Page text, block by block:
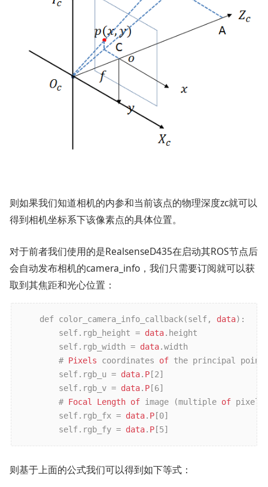
则如果我们知道相机的内参和当前该点的物理深度zc就可以
得到相机坐标系下该像素点的具体位置。
对于前者我们使用的是RealsenseD435在启动其ROS节点后
会自动发布相机的camera_info，我们只需要订阅就可以获
取到其焦距和光心位置：
    def color_camera_info_callback(self,
data):
        self.rgb_height =
data.height
        self.rgb_width =
data.width
        #
Pixels coordinates of the principal
        self.rgb_u =
data. P [2]
        self.rgb_v =
data. P [6]
        #
Focal Length of image (multiple of pixel
        self.rgb_fx =
data. P [0]
        self.rgb_fy =
data. P [5]
则基于上面的公式我们可以得到如下等式：